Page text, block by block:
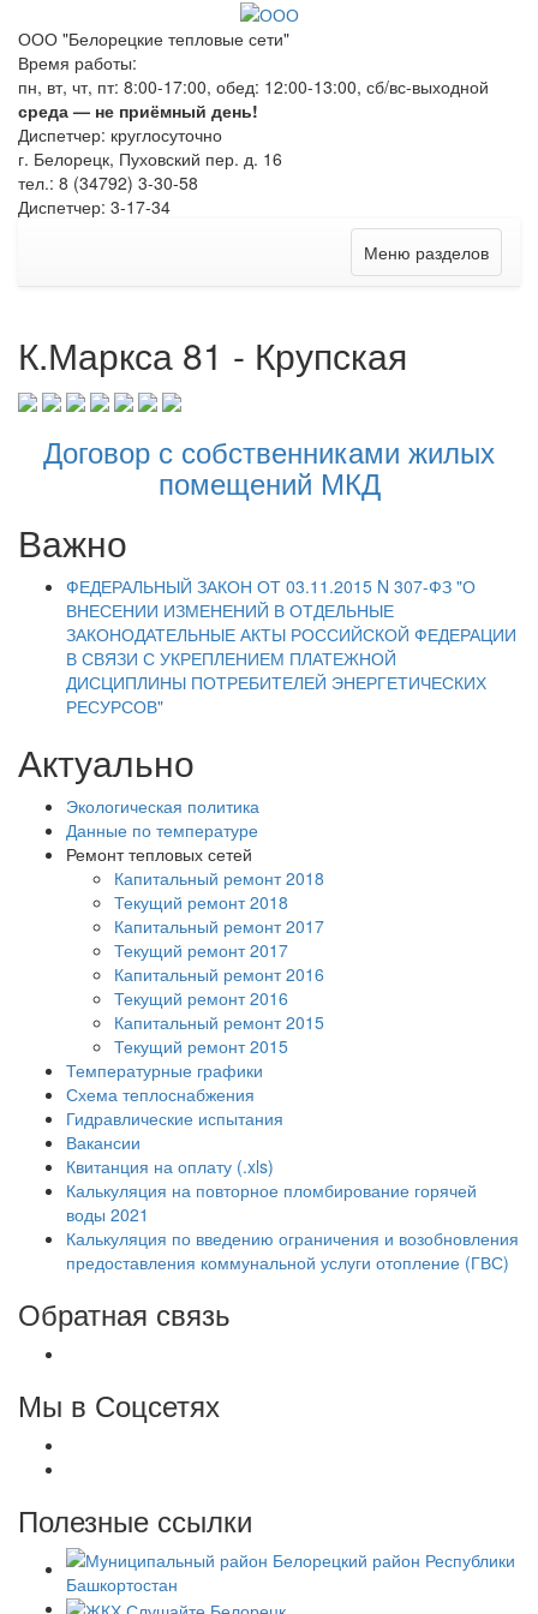
ООО "Белорецкие тепловые сети"
Время работы:
пн, вт, чт, пт: 8:00-17:00, обед: 12:00-13:00, сб/вс-выходной
среда — не приёмный день!
Диспетчер: круглосуточно
г. Белорецк, Пуховский пер. д. 16
тел.: 8 (34792) 3-30-58
Диспетчер: 3-17-34
Меню разделов
К.Маркса 81 - Крупская
Договор с собственниками жилых
помещений МКД
Важно
ФЕДЕРАЛЬНЫЙ ЗАКОН ОТ 03.11.2015 N 307-ФЗ "О
ВНЕСЕНИИ ИЗМЕНЕНИЙ В ОТДЕЛЬНЫЕ
ЗАКОНОДАТЕЛЬНЫЕ АКТЫ РОССИЙСКОЙ ФЕДЕРАЦИИ
В СВЯЗИ С УКРЕПЛЕНИЕМ ПЛАТЕЖНОЙ
ДИСЦИПЛИНЫ ПОТРЕБИТЕЛЕЙ ЭНЕРГЕТИЧЕСКИХ
РЕСУРСОВ"
Актуально
Экологическая политика
Данные по температуре
Ремонт тепловых сетей
Капитальный ремонт 2018
Текущий ремонт 2018
Капитальный ремонт 2017
Текущий ремонт 2017
Капитальный ремонт 2016
Текущий ремонт 2016
Капитальный ремонт 2015
Текущий ремонт 2015
Температурные графики
Схема теплоснабжения
Гидравлические испытания
Вакансии
Квитанция на оплату (.xls)
Калькуляция на повторное пломбирование горячей
воды 2021
Калькуляция по введению ограничения и возобновления
предоставления коммунальной услуги отопление (ГВС)
Обратная связь
Мы в Соцсетях
Полезные ссылки